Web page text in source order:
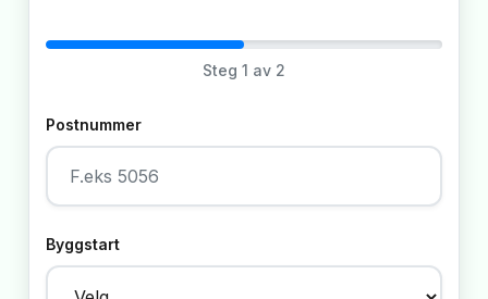
Steg 1 av 2
Postnummer
Byggstart